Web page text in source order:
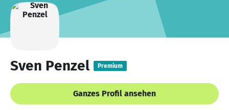
Sven Penzel Premium
Ganzes Profil ansehen